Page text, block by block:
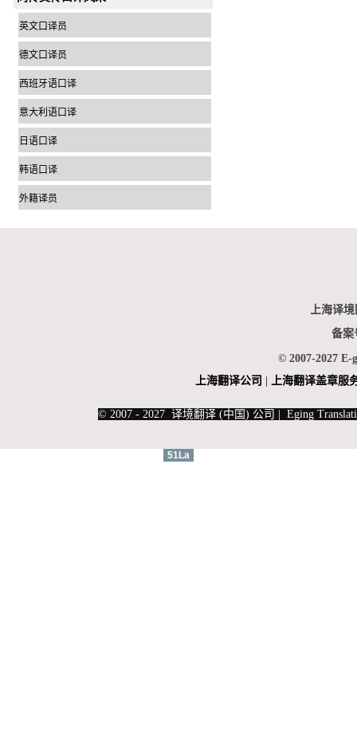
英文口译员
德文口译员
西班牙语口译
意大利语口译
日语口译
韩语口译
外籍译员
上海译
备案
© 2007-2027 E-
上海翻译公司 上海翻译盖章服
© 2007 - 2027 译境翻译 (中国) 公司 | Eging
51La